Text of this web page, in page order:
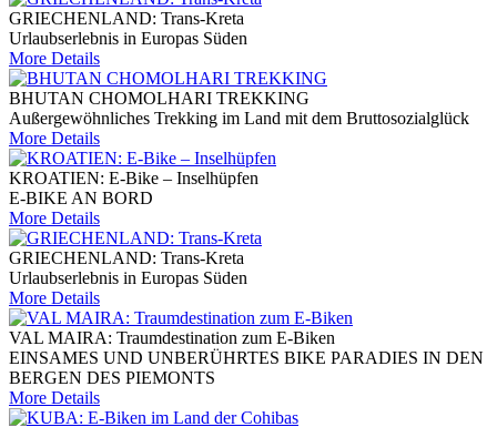
GRIECHENLAND: Trans-Kreta
Urlaubserlebnis in Europas Süden
More Details
BHUTAN CHOMOLHARI TREKKING
Außergewöhnliches Trekking im Land mit dem Bruttosozialglück
More Details
KROATIEN: E-Bike – Inselhüpfen
E-BIKE AN BORD
More Details
GRIECHENLAND: Trans-Kreta
Urlaubserlebnis in Europas Süden
More Details
VAL MAIRA: Traumdestination zum E-Biken
EINSAMES UND UNBERÜHRTES BIKE PARADIES IN DEN
BERGEN DES PIEMONTS
More Details